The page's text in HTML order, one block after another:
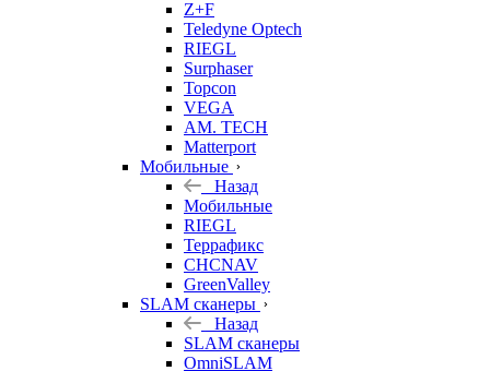
Z+F
Teledyne Optech
RIEGL
Surphaser
Topcon
VEGA
AM. TECH
Matterport
Мобильные
Назад
Мобильные
RIEGL
Террафикс
CHCNAV
GreenValley
SLAM сканеры
Назад
SLAM сканеры
OmniSLAM